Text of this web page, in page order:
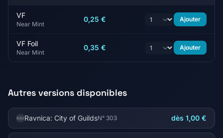
VF
Near Mint
0,25 € Ajouter
VF Foil
Near Mint
0,35 € Ajouter
Autres versions disponibles
RAVRavnica: City of GuildsN° 303 dès 1,00 €